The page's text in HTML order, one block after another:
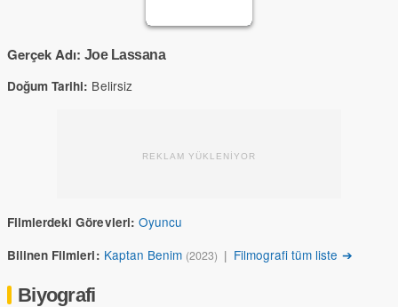
Gerçek Adı: Joe Lassana
Doğum Tarihi: Belirsiz
REKLAM YÜKLENİYOR
Filmlerdeki Görevleri: Oyuncu
Bilinen Filmleri: Kaptan Benim (2023) | Filmografi tüm liste ➔
Biyografi